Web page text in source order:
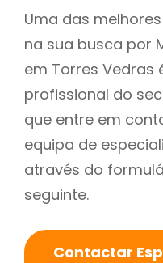
Uma das
na sua busca por
em Torres
profissional do
que entre em
equipa de
através do
seguinte.
Contactar